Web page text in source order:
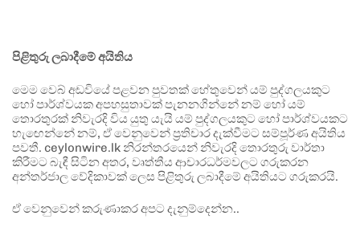
පිළිතුරු ලබාදීමේ අයිතිය
මෙම වෙබ් අඩවියේ පළවන පුවතක් හේතුවෙන් යම් පුද්ගලයකුට
හෝ පාර්ශ්වයක අපහසුතාවක් පැනනගින්නේ නම් හෝ යම්
තොරතුරක් නිවැරදි විය යුතු යැයි යම් පුද්ගලයකුට හෝ පාර්ශ්වයකට
හැඟෙන්නේ නම්, ඒ වෙනුවෙන් ප්‍රතිචාර දැක්වීමට සම්පූර්ණ අයිතිය
පවතී. ceylonwire.lk නිරන්තරයෙන් නිවැරදි තොරතුරු වාර්තා
කිරීමට බැඳී සිටින අතර, වෘත්තීය ආචාරධර්මවලට ගරුකරන
අන්තර්ජාල වේදිකාවක් ලෙස පිළිතුරු ලබාදීමේ අයිතියට ගරුකරයි.
ඒ වෙනුවෙන් කරුණාකර අපට දැනුම්දෙන්න..